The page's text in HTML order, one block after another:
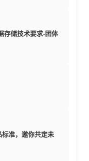
存储技术要求-团体
准，邀你共定未